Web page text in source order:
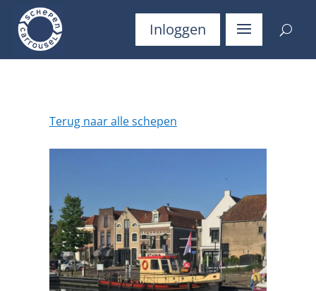
Inloggen
Terug naar alle schepen